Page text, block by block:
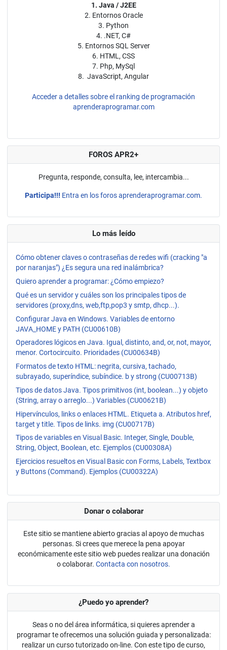
1. Java / J2EE
2. Entornos Oracle
3. Python
4. .NET, C#
5. Entornos SQL Server
6. HTML, CSS
7. Php, MySql
8. JavaScript, Angular
Acceder a detalles sobre el ranking de programación
aprenderaprogramar.com
FOROS APR2+
Pregunta, responde, consulta, lee, intercambia...
Participa!!! Entra en los foros aprenderaprogramar.com.
Lo más leído
Cómo obtener claves o contraseñas de redes wifi (cracking "a
por naranjas") ¿Es segura una red inalámbrica?
Quiero aprender a programar: ¿Cómo empiezo?
Qué es un servidor y cuáles son los principales tipos de
servidores (proxy,dns, web,ftp,pop3 y smtp, dhcp...).
Configurar Java en Windows. Variables de entorno
JAVA_HOME y PATH (CU00610B)
Operadores lógicos en Java. Igual, distinto, and, or, not, mayor,
menor. Cortocircuito. Prioridades (CU00634B)
Formatos de texto HTML: negrita, cursiva, tachado,
subrayado, superíndice, subíndice. b y strong (CU00713B)
Tipos de datos Java. Tipos primitivos (int, boolean...) y objeto
(String, array o arreglo...) Variables (CU00621B)
Hipervínculos, links o enlaces HTML. Etiqueta a. Atributos href,
target y title. Tipos de links. img (CU00717B)
Tipos de variables en Visual Basic. Integer, Single, Double,
String, Object, Boolean, etc. Ejemplos (CU00308A)
Ejercicios resueltos en Visual Basic con Forms, Labels, Textbox
y Buttons (Command). Ejemplos (CU00322A)
Donar o colaborar
Este sitio se mantiene abierto gracias al apoyo de muchas
personas. Si crees que merece la pena apoyar
económicamente este sitio web puedes realizar una donación
o colaborar. Contacta con nosotros.
¿Puedo yo aprender?
Seas o no del área informática, si quieres aprender a
programar te ofrecemos una solución guiada y personalizada:
realizar un curso tutorizado on-line. Con este tipo de curso,